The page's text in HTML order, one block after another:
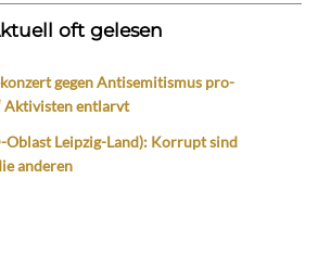
oft gelesen
gegen Antisemitismus pro-
Aktivisten entlarvt
Leipzig-Land): Korrupt sind
anderen